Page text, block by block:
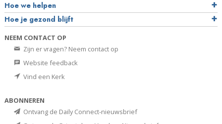
Hoe we helpen
Hoe je gezond blijft
NEEM CONTACT OP
Zijn er vragen? Neem contact op
Website feedback
Vind een Kerk
ABONNEREN
Ontvang de Daily Connect-nieuwsbrief